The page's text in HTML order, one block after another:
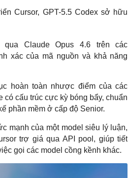
Cursor, GPT-5.5 Codex sở hữu
Claude Opus 4.6 trên các
xác của mã nguồn và khả năng
hoàn toàn nhược điểm của các
có cấu trúc cực kỳ bóng bẩy, chuẩn
phần mềm ở cấp độ Senior.
mạnh của một model siêu lý luận,
trợ giá qua API pool, giúp tiết
gọi các model cồng kềnh khác.